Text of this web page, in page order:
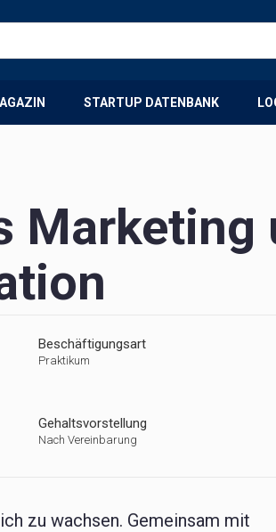
STARTUP DATENBANK
Marketing
Beschäftigungsart
Praktikum
Gehaltsvorstellung
Nach Vereinbarung
zu wachsen. Gemeinsam mit